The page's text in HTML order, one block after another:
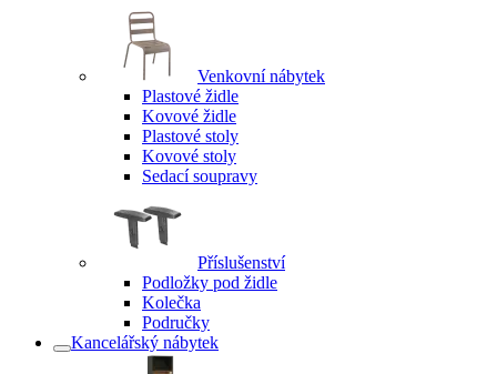
Venkovní nábytek
Plastové židle
Kovové židle
Plastové stoly
Kovové stoly
Sedací soupravy
Příslušenství
Podložky pod židle
Kolečka
Područky
Kancelářský nábytek